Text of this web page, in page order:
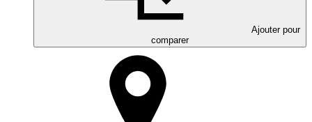
Ajouter pour
comparer